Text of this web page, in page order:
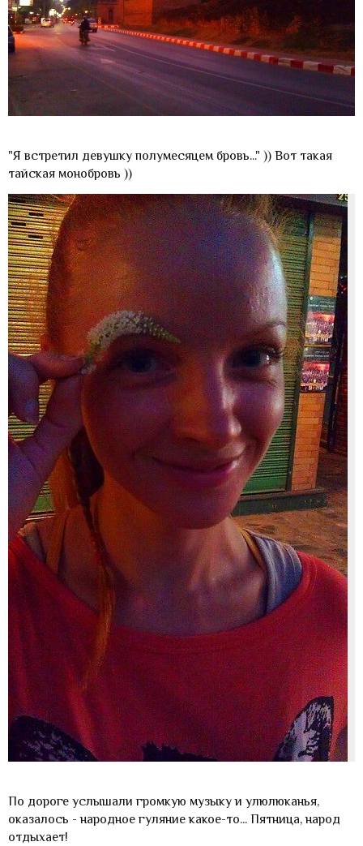
"Я встретил девушку полумесяцем бровь..." )) Вот такая
тайская монобровь ))
По дороге услышали громкую музыку и улюлюканья,
оказалось - народное гуляние какое-то... Пятница, народ
отдыхает!